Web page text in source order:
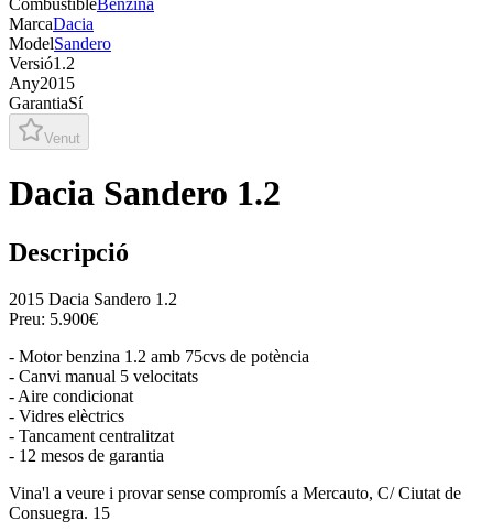
MarcaDacia
ModelSandero
Versió1.2
Any2015
GarantiaSí
Venut
Dacia Sandero 1.2
Descripció
2015 Dacia Sandero 1.2
Preu: 5.900€
- Motor benzina 1.2 amb 75cvs de potència
- Canvi manual 5 velocitats
- Aire condicionat
- Vidres elèctrics
- Tancament centralitzat
- 12 mesos de garantia
Vina'l a veure i provar sense compromís a Mercauto, C/ Ciutat de
Consuegra. 15